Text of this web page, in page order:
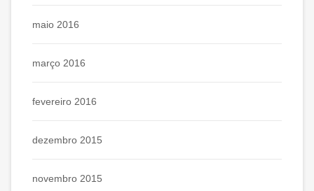
maio 2016
março 2016
fevereiro 2016
dezembro 2015
novembro 2015